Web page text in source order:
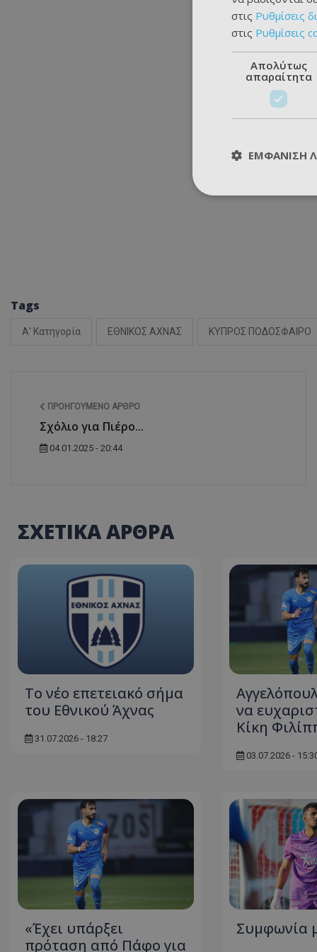
Tags
Α' Κατηγορία ΕΘΝΙΚΟΣ ΑΧΝΑΣ ΚΥΠΡΟΣ ΠΟΔΟΣΦΑΙΡΟ
ΠΡΟΗΓΟΎΜΕΝΟ ΆΡΘΡΟ
Σχόλιο για Πιέρο...
04.01.2025 - 20:44
ΣΧΕΤΙΚΑ ΑΡΘΡΑ
Το νέο επετειακό σήμα
του Εθνικού Άχνας
31.07.2026 - 18:27
να
Κίκη
03.07.2026 -
«Έχει υπάρξει
πρόταση από Πάφο για
Συμφωνία
στις Ρυθμίσεις
στις Ρυθμίσεις
Απολύτως
απαραίτητα
ΕΜΦΆΝΙΣΗ